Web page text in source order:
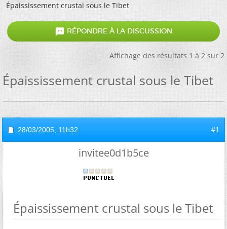
Épaississement crustal sous le Tibet
 RÉPONDRE À LA DISCUSSION
Affichage des résultats 1 à 2 sur 2
Épaississement crustal sous le Tibet
28/03/2005, 11h32 #1
invitee0d1b5ce
Épaississement crustal sous le Tibet